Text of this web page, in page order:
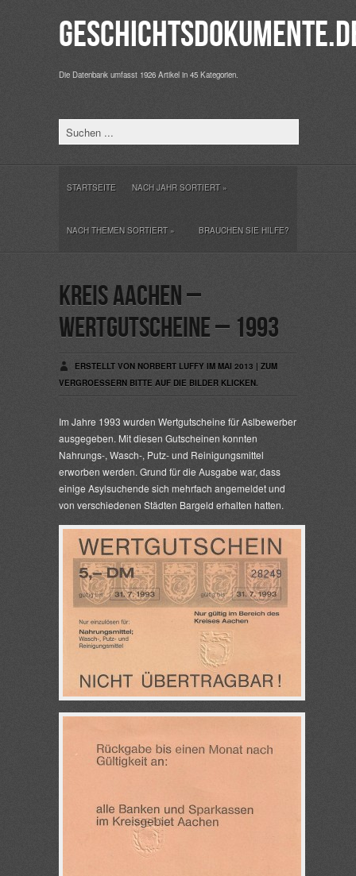
Die Datenbank umfasst 1926 Artikel in 45 Kategorien.
STARTSEITE NACH JAHR SORTIERT»
NACH THEMEN SORTIERT» BRAUCHEN SIE HILFE?
Kreis Aachen –
Wertgutscheine – 1993
ERSTELLT VON NORBERT LUFFY IM MAI 2013 | ZUM
VERGROESSERN BITTE AUF DIE BILDER KLICKEN.
Im Jahre 1993 wurden Wertgutscheine für Aslbewerber
ausgegeben. Mit diesen Gutscheinen konnten
Nahrungs-, Wasch-, Putz- und Reinigungsmittel
erworben werden. Grund für die Ausgabe war, dass
einige Asylsuchende sich mehrfach angemeldet und
von verschiedenen Städten Bargeld erhalten hatten.